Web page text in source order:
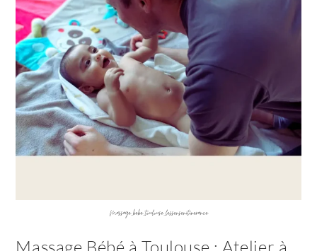
Massage_bebe_toulouse_lessensenitinerance
Massage Bébé à Toulouse : Atelier à